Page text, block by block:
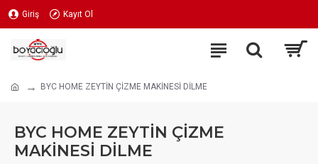
Giriş Kayıt Ol
BYC HOME ZEYTİN ÇİZME MAKİNESİ DİLME
BYC HOME ZEYTİN ÇİZME
MAKİNESİ DİLME